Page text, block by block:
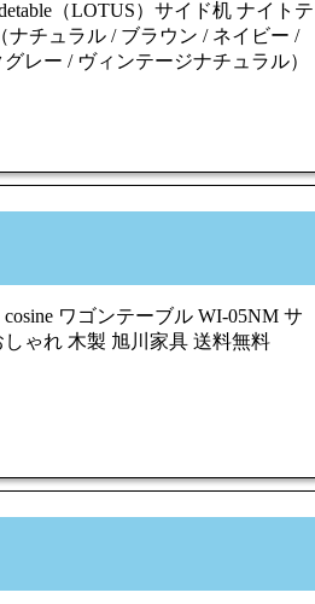
（LOTUS）サイド机 ナイトテ
ナチュラル / ブラウン / ネイビー /
レー / ヴィンテージナチュラル）
ワゴンテーブル WI-05NM サ
ゃれ 木製 旭川家具 送料無料